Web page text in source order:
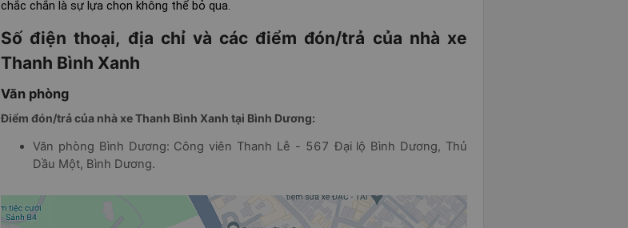
chắc chắn là sự lựa chọn không thể bỏ qua.
Số điện thoại, địa chỉ và các điểm đón/trả của nhà xe
Thanh Bình Xanh
Văn phòng
Điểm đón/trả của nhà xe Thanh Bình Xanh tại Bình Dương:
Văn phòng Bình Dương: Công viên Thanh Lễ - 567 Đại lộ Bình Dương, Thủ
Dầu Một, Bình Dương.